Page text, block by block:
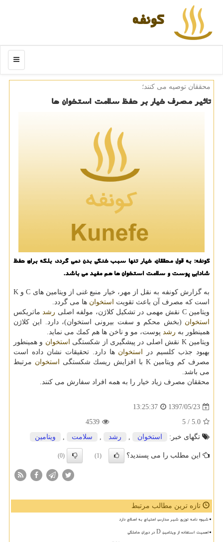
كونفه
منو
محققان توصیه می كنند؛
تاثیر مصرف خیار بر حفظ سلامت استخوان ها
كونفه: به قول محققان، خیار تنها سبب خنكی بدن نمی گردد، بلكه برای حفظ
شادابی پوست و سلامت استخوان ها هم مفید می باشد.
به گزارش كونفه به نقل از مهر، خیار منبع غنی از ویتامین های C و K
است كه مصرف آن باعث تقویت استخوان ها می گردد.
ویتامین C نقش مهمی در تشكیل كلاژن، مولفه اصلی
رشد ماتریكس
استخوان (بخش محكم و سفت بیرونی استخوان)، دارد. این كلاژن
همینطور به رشد پوست، مو و ناخن ها هم كمك می نماید.
ویتامین K نقش اصلی در پیشگیری از شكستگی
استخوان و همینطور
بهبود جذب كلسیم در استخوان ها دارد. تحقیقات نشان داده است
مصرف كم ویتامین K با افزایش ریسك شكستگی
استخوان مرتبط
می باشد.
محققان مصرف زیاد خیار را به همه افراد سفارش می كنند.
1397/05/23
13:25:37
5.0
/ 5
4539
تگهای خبر:
استخوان , رشد , سلامت , ویتامین
این مطلب را می پسندید؟ (1)
(0)
تازه ترین مطالب مرتبط
شیوه نامه توزیع شیر مدارس احتیاج به اصلاح دارد
اهمیت استفاده از ویتامین D در دوران حاملگی